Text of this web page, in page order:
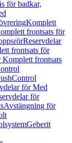
för badkar,
Komplett
frontsats för
Reservdelar
frontsats för
Komplett frontsats
för Med
för
Avstängning för
Geberit